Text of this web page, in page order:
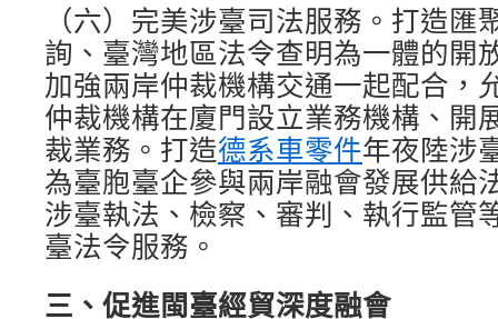
（六）完美涉臺司法服務。打造匯
詢、臺灣地區法令查明為一體的開
加強兩岸仲裁機構交通一起配合，
仲裁機構在廈門設立業務機構、開
裁業務。打造德系車零件年夜陸涉
為臺胞臺企參與兩岸融會發展供給
涉臺執法、檢察、審判、執行監管
臺法令服務。
三、促進閩臺經貿深度融會